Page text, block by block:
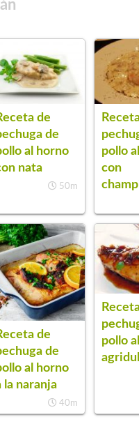
de
de
al horno
nata
50m
pollo
con
de
de
al horno
la naranja
40m
pollo